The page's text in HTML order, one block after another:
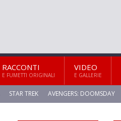
RACCONTI
E FUMETTI ORIGINALI
VIDEO
E GALLERIE
STAR TREK AVENGERS: DOOMSDAY